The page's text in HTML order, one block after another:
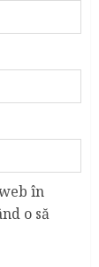
în
o să